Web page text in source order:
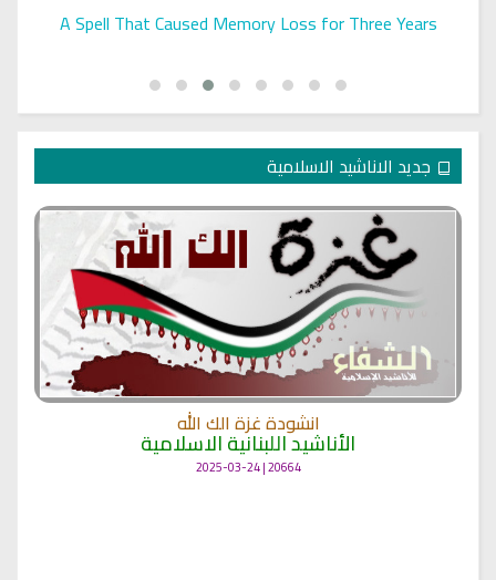
A Spell That Caused Memory Loss for Three Years
جديد الاناشيد الاسلامية
انشودة غزة الك الله
الأناشيد اللبنانية الاسلامية
20664 | 2025-03-24